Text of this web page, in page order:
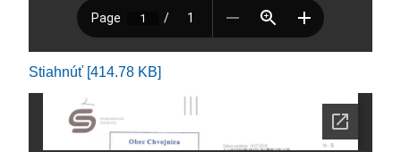
Stiahnúť [414.78 KB]